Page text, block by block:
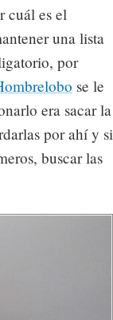
cuál es el
una lista
por
se le
era sacar la
por ahí y si
buscar las